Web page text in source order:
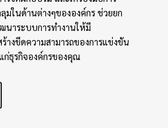
มในด้านต่างๆขององค์กร ช่วยยก
นาระบบการทำงานให้มี
างขีดความสามารถของการแข่งขัน
ธุรกิจองค์กรของคุณ